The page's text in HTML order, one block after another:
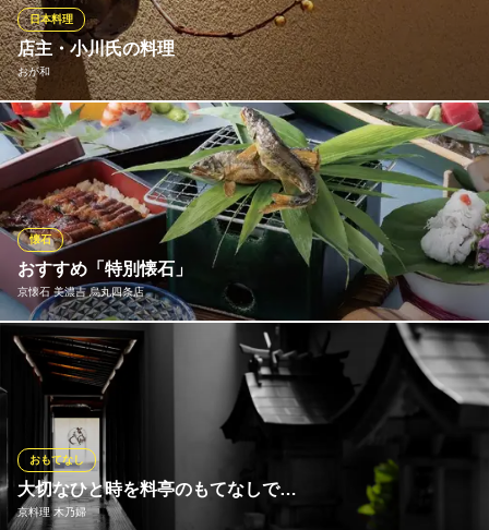
ら届く野菜などもこだわりです。山海の恵みをぞんぶんにご堪能
ください。
ごだん 宮ざわ
日本料理
地下鉄烏丸線五条駅1番出口 徒歩3分
京都府京都市下京区東洞院通万寿寺上ル大江町557
店主・小川氏の料理
おが和
日本料理
完全予約制は、本当に美味しいものを提供したいという店主の心
意気。 大切な客人との一席を、華麗に彩る京都・嵐山の老舗料亭
と祇園の名店で修業を積んだ店主・小川氏。 素材を自由に操り柔
軟な発想から創り出される逸品は、瞬く間に注目を集める。 大胆
かつ繊細な品々は、見事な筋立てで食通の舌をも唸らせる。
おが和
日本料理、京料理、割烹
地下鉄烏丸線烏丸御池駅 徒歩7分
京都府京都市中京区姉西洞院町515
おすすめ「特別懐石」
京懐石 美濃吉 烏丸四条店
懐石
特別懐石 11000円（税込12,100円） イメージ写真 季節の食材
を使用したお料理をご用意いたしております。
京懐石 美濃吉 烏丸四条店
創業享保元年 京料理店
阪急京都線烏丸駅21番出口 徒歩3分
京都府京都市中京区烏丸通錦小路上ル手洗水町670 フクトクビルB1
大切なひと時を料亭のもてなしで…
京料理 木乃婦
おもてなし